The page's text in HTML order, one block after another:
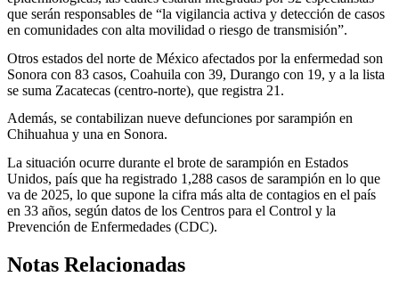
que serán responsables de “la vigilancia activa y detección de casos
en comunidades con alta movilidad o riesgo de transmisión”.
Otros estados del norte de México afectados por la enfermedad son
Sonora con 83 casos, Coahuila con 39, Durango con 19, y a la lista
se suma Zacatecas (centro-norte), que registra 21.
Además, se contabilizan nueve defunciones por sarampión en
Chihuahua y una en Sonora.
La situación ocurre durante el brote de sarampión en Estados
Unidos, país que ha registrado 1,288 casos de sarampión en lo que
va de 2025, lo que supone la cifra más alta de contagios en el país
en 33 años, según datos de los Centros para el Control y la
Prevención de Enfermedades (CDC).
Notas Relacionadas